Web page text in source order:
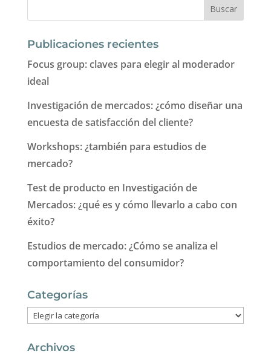
Publicaciones recientes
Focus group: claves para elegir al moderador
ideal
Investigación de mercados: ¿cómo diseñar una
encuesta de satisfacción del cliente?
Workshops: ¿también para estudios de
mercado?
Test de producto en Investigación de
Mercados: ¿qué es y cómo llevarlo a cabo con
éxito?
Estudios de mercado: ¿Cómo se analiza el
comportamiento del consumidor?
Categorías
Categorías
Archivos